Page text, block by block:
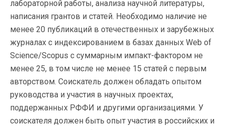
лабораторной работы, анализа научной литературы,
написания грантов и статей. Необходимо наличие не
менее 20 публикаций в отечественных и зарубежных
журналах с индексированием в базах данных Web of
Science/Scopus с суммарным импакт-фактором не
менее 25, в том числе не менее 15 статей с первым
авторством. Соискатель должен обладать опытом
руководства и участия в научных проектах,
поддержанных РФФИ и другими организациями. У
соискателя должен быть опыт участия в российских и